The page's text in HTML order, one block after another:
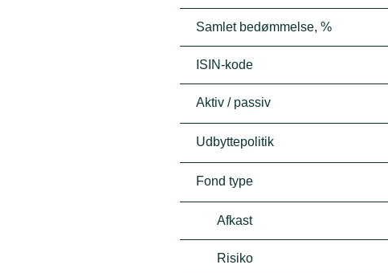
Samlet bedømmelse, %
ISIN-kode
Aktiv / passiv
Udbyttepolitik
Fond type
Afkast
Risiko